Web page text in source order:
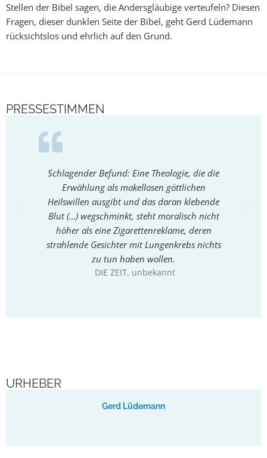
Stellen der Bibel sagen, die Andersgläubige verteufeln? Diesen
Fragen, dieser dunklen Seite der Bibel, geht Gerd Lüdemann
rücksichtslos und ehrlich auf den Grund.
PRESSESTIMMEN
Schlagender Befund: Eine Theologie, die die
Erwählung als makellosen göttlichen
Heilswillen ausgibt und das daran klebende
Blut (…) wegschminkt, steht moralisch nicht
höher als eine Zigarettenreklame, deren
strahlende Gesichter mit Lungenkrebs nichts
zu tun haben wollen.
DIE ZEIT, unbekannt
URHEBER
Gerd Lüdemann